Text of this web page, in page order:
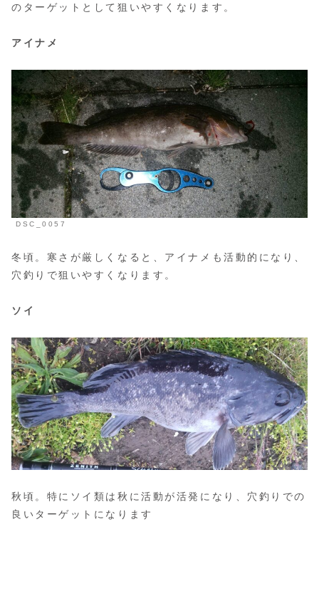
のターゲットとして狙いやすくなります。
アイナメ
DSC_0057
冬頃。寒さが厳しくなると、アイナメも活動的になり、
穴釣りで狙いやすくなります。
ソイ
秋頃。特にソイ類は秋に活動が活発になり、穴釣りでの
良いターゲットになります